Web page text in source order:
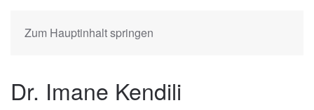
Zum Hauptinhalt springen
Dr. Imane Kendili